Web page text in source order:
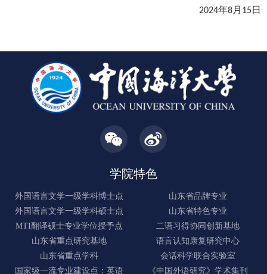
2024年8月 15日
学院特色
外国语言文学一级学科博士点
山东省品牌专业
外国语言文学一级学科硕士点
山东省特色专业
MTI翻译硕士专业学位授予点
二语习得协同创新基地
山东省重点研究基地
语言认知康复研究中心
山东省重点学科
会话科学联合实验室
国家级一流专业建设点：英语
《中国外语研究》学术集刊